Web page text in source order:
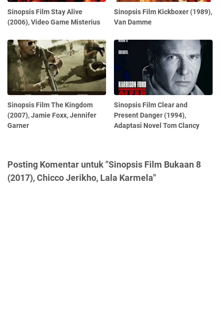
Sinopsis Film Stay Alive
(2006), Video Game Misterius
Sinopsis Film Kickboxer (1989),
Van Damme
Sinopsis Film The Kingdom
(2007), Jamie Foxx, Jennifer
Garner
Sinopsis Film Clear and
Present Danger (1994),
Adaptasi Novel Tom Clancy
Posting Komentar untuk "Sinopsis Film Bukaan 8
(2017), Chicco Jerikho, Lala Karmela"